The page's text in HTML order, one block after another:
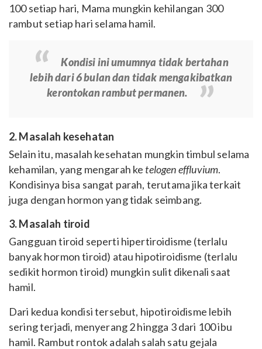
100 setiap hari, Mama mungkin kehilangan 300
rambut setiap hari selama hamil.
Kondisi ini umumnya tidak bertahan
lebih dari 6 bulan dan tidak mengakibatkan
kerontokan rambut permanen.
2. Masalah kesehatan
Selain itu, masalah kesehatan mungkin timbul selama
kehamilan, yang mengarah ke telogeneffluvium.
Kondisinya bisa sangat parah, terutama jika terkait
juga dengan hormon yang tidak seimbang.
3. Masalah tiroid
Gangguan tiroid seperti hipertiroidisme (terlalu
banyak hormon tiroid) atau hipotiroidisme (terlalu
sedikit hormon tiroid) mungkin sulit dikenali saat
hamil.
Dari kedua kondisi tersebut, hipotiroidisme lebih
sering terjadi, menyerang 2 hingga 3 dari 100 ibu
hamil. Rambut rontok adalah salah satu gejala